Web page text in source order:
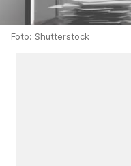
Foto: Shutterstock